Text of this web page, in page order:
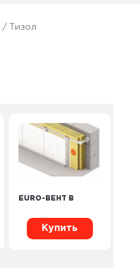
/ Тизол
EURO-ВЕНТ В
Купить